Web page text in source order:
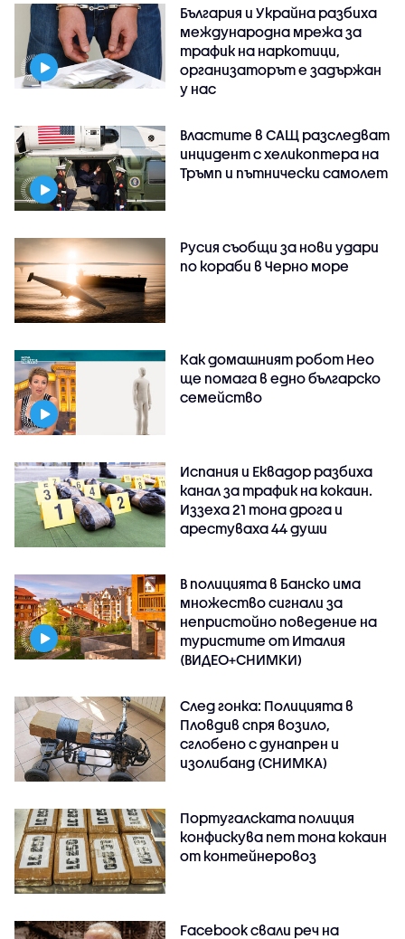
България и Украйна разбиха
международна мрежа за
трафик на наркотици,
организаторът е задържан
у нас
Властите в САЩ разследват
инцидент с хеликоптера на
Тръмп и пътнически самолет
Русия съобщи за нови удари
по кораби в Черно море
Как домашният робот Нео
ще помага в едно българско
семейство
Испания и Еквадор разбиха
канал за трафик на кокаин.
Иззеха 21 тона дрога и
арестуваха 44 души
В полицията в Банско има
множество сигнали за
непристойно поведение на
туристите от Италия
(ВИДЕО+СНИМКИ)
След гонка: Полицията в
Пловдив спря возило,
сглобено с дунапрен и
изолибанд (СНИМКА)
Португалската полиция
конфискува пет тона кокаин
от контейнеровоз
Facebook свали реч на